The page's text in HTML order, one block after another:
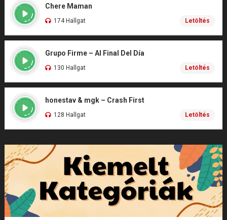
Chere Maman
174 Hallgat Letöltés
Grupo Firme – Al Final Del Día
130 Hallgat Letöltés
honestav & mgk – Crash First
128 Hallgat Letöltés